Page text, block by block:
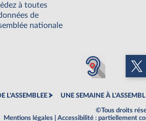
à toutes
de
nationale
L'ASSEMBLEE UNE SEMAINE À
©Tous droits
Mentions légales
Accessibilité : partiellement